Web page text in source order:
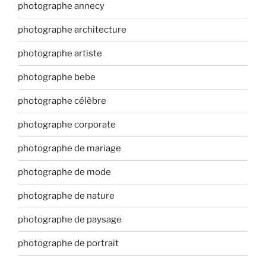
photographe annecy
photographe architecture
photographe artiste
photographe bebe
photographe célèbre
photographe corporate
photographe de mariage
photographe de mode
photographe de nature
photographe de paysage
photographe de portrait